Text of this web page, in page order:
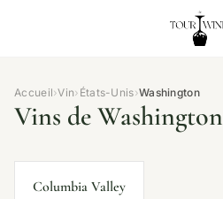
Accueil›Vin› États-Unis›Washington
Vins de Washington
Columbia Valley